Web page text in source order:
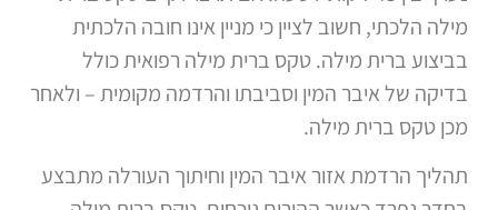
מילה הלכתי, חשוב לציין כי מניין אינו חובה הלכתית
בביצוע ברית מילה. טקס ברית מילה רפואית כולל
בדיקה של איבר המין וסביבתו והרדמה מקומית – ולאחר
מכן טקס ברית מילה.
תהליך הרדמת אזור איבר המין וחיתוך העורלה מתבצע